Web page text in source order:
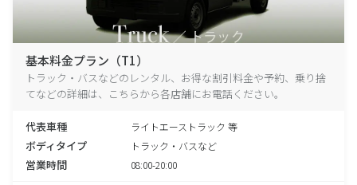
基本料金プラン（T1）
トラック・バスなどのレンタル、お得な割引料金や予約、乗り捨
てなどの詳細は、こちらから各店舗にお電話ください。
代表車種 ライトエーストラック 等
ボディタイプ トラック・バスなど
営業時間 08:00-20:00